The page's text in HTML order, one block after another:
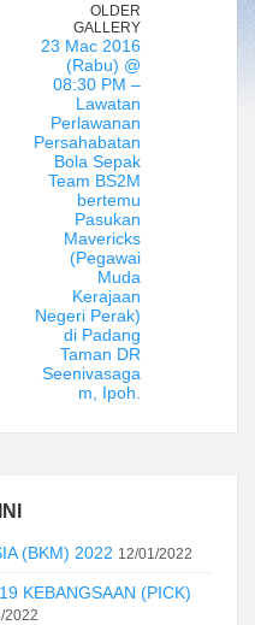
OLDER
GALLERY
23 Mac 2016
(Rabu) @
08:30 PM –
Lawatan
Perlawanan
Persahabatan
Bola Sepak
Team BS2M
bertemu
Pasukan
Mavericks
(Pegawai
Muda
Kerajaan
Negeri Perak)
di Padang
Taman DR
Seenivasaga
m, Ipoh.
(BKM) 2022 12/01/2022
KEBANGSAAN (PICK)
2022